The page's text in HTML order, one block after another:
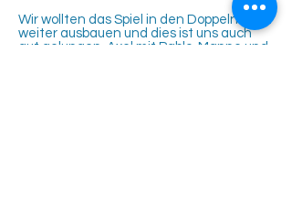
Wir wollten das Spiel in den Doppeln noch
weiter ausbauen und dies ist uns auch
gut gelungen. Axel mit Pablo, Manne und